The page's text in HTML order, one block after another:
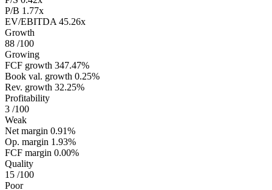
P/B 1.77x
EV/EBITDA 45.26x
Growth
88 /100
Growing
FCF growth 347.47%
Book val. growth 0.25%
Rev. growth 32.25%
Profitability
3 /100
Weak
Net margin 0.91%
Op. margin 1.93%
FCF margin 0.00%
Quality
15 /100
Poor